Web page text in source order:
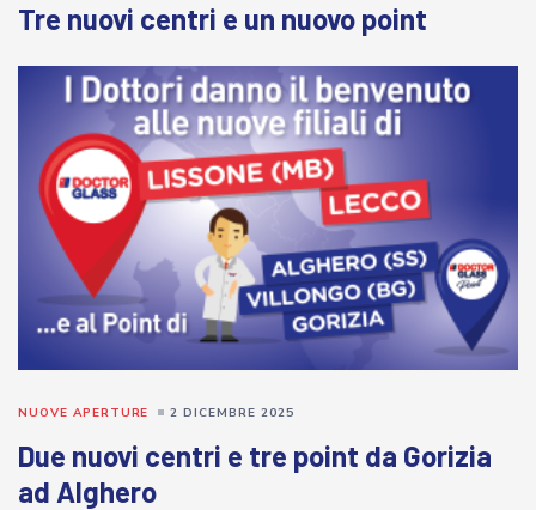
Tre nuovi centri e un nuovo point
Due nuovi centri e tre point da Gorizia
ad Alghero
NUOVE APERTURE 2 DICEMBRE 2025